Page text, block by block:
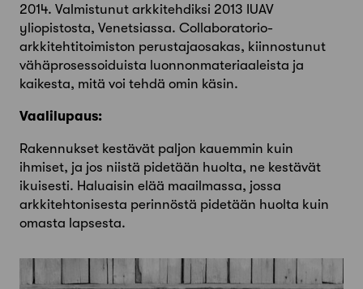
2014. Valmistunut arkkitehdiksi 2013 IUAV
yliopistosta, Venetsiassa. Collaboratorio-
arkkitehtitoimiston perustajaosakas, kiinnostunut
vähäprosessoiduista luonnonmateriaaleista ja
kaikesta, mitä voi tehdä omin käsin.
Vaalilupaus:
Rakennukset kestävät paljon kauemmin kuin
ihmiset, ja jos niistä pidetään huolta, ne kestävät
ikuisesti. Haluaisin elää maailmassa, jossa
arkkitehtonisesta perinnöstä pidetään huolta kuin
omasta lapsesta.